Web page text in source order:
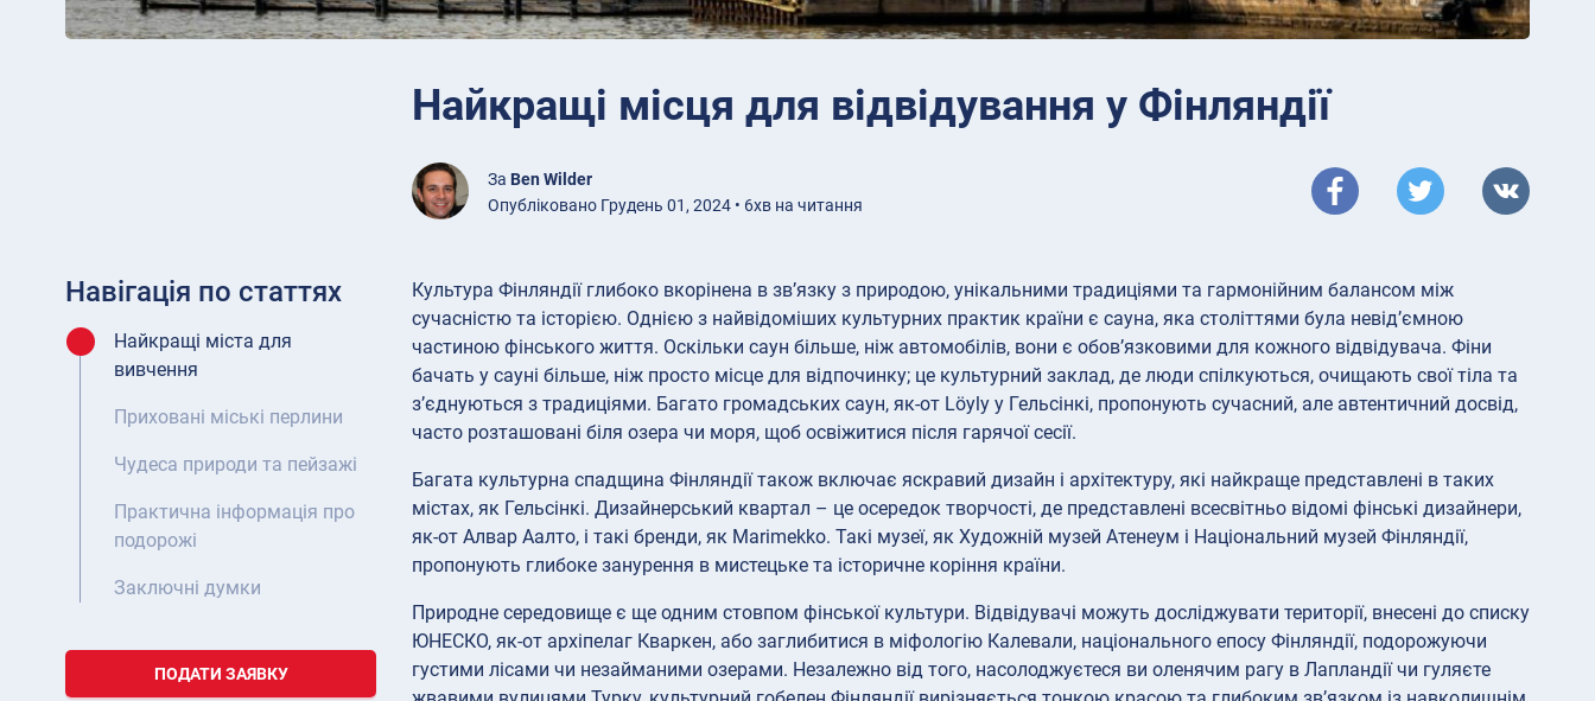
Найкращі місця для відвідування у Фінляндії
За Ben Wilder
Опубліковано Грудень 01, 2024 • 6хв на читання
Навігація по статтях
Найкращі міста для
вивчення
Приховані міські перлини
Чудеса природи та пейзажі
Практична інформація про
подорожі
Заключні думки
ПОДАТИ ЗАЯВКУ
Культура Фінляндії глибоко вкорінена в зв’язку з природою, унікальними традиціями та гармонійним балансом між
сучасністю та історією. Однією з найвідоміших культурних практик країни є сауна, яка століттями була невід’ємною
частиною фінського життя. Оскільки саун більше, ніж автомобілів, вони є обов’язковими для кожного відвідувача. Фіни
бачать у сауні більше, ніж просто місце для відпочинку; це культурний заклад, де люди спілкуються, очищають свої тіла та
з’єднуються з традиціями. Багато громадських саун, як-от Löyly у Гельсінкі, пропонують сучасний, але автентичний досвід,
часто розташовані біля озера чи моря, щоб освіжитися після гарячої сесії.
Багата культурна спадщина Фінляндії також включає яскравий дизайн і архітектуру, які найкраще представлені в таких
містах, як Гельсінкі. Дизайнерський квартал – це осередок творчості, де представлені всесвітньо відомі фінські дизайнери,
як-от Алвар Аалто, і такі бренди, як Marimekko. Такі музеї, як Художній музей Атенеум і Національний музей Фінляндії,
пропонують глибоке занурення в мистецьке та історичне коріння країни.
Природне середовище є ще одним стовпом фінської культури. Відвідувачі можуть досліджувати території, внесені до списку
ЮНЕСКО, як-от архіпелаг Кваркен, або заглибитися в міфологію Калевали, національного епосу Фінляндії, подорожуючи
густими лісами чи незайманими озерами. Незалежно від того, насолоджуєтеся ви оленячим рагу в Лапландії чи гуляєте